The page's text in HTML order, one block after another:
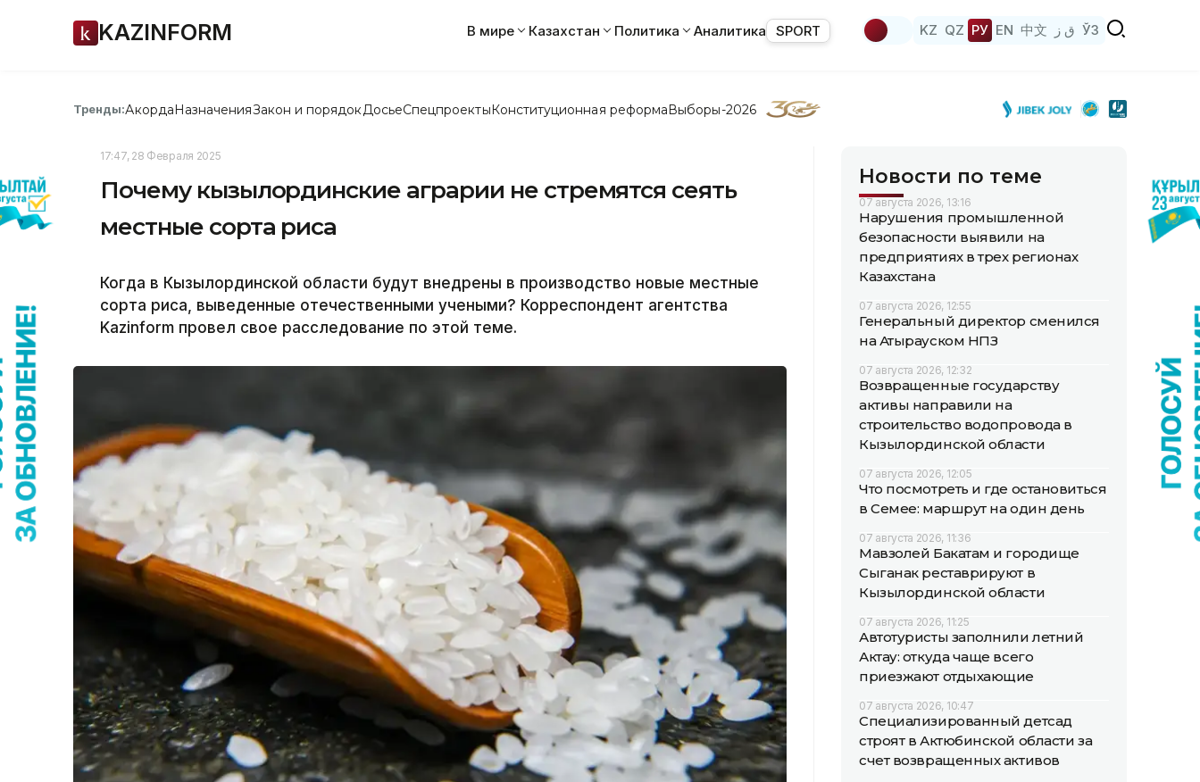
KAZINFORM В мире Казахстан Политика Аналитика SPORT KZ QZ РУ EN 中文 ق ز ЎЗ
Тренды:АкордаНазначенияЗакон и порядок ДосьеСпецпроектыКонституционная реформаВыборы-2026
17:47, 28 Февраля 2025
Почему кызылординские аграрии не стремятся сеять
местные сорта риса
Когда в Кызылординской области будут внедрены в производство новые местные
сорта риса, выведенные отечественными учеными? Корреспондент агентства
Kazinform провел свое расследование по этой теме.
Новости по теме
07 августа 2026, 13:16
Нарушения промышленной
безопасности выявили на
предприятиях в трех регионах
Казахстана
07 августа 2026, 12:55
Генеральный директор сменился
на Атырауском НПЗ
07 августа 2026, 12:32
Возвращенные государству
активы направили на
строительство водопровода в
Кызылординской области
07 августа 2026, 12:05
Что посмотреть и где остановиться
в Семее: маршрут на один день
07 августа 2026, 11:36
Мавзолей Бакатам и городище
Сыганак реставрируют в
Кызылординской области
07 августа 2026, 11:25
Автотуристы заполнили летний
Актау: откуда чаще всего
приезжают отдыхающие
07 августа 2026, 10:47
Специализированный детсад
строят в Актюбинской области за
счет возвращенных активов